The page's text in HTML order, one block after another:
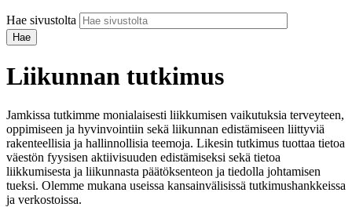
Hae sivustolta
Liikunnan tutkimus
Jamkissa tutkimme monialaisesti liikkumisen vaikutuksia terveyteen,
oppimiseen ja hyvinvointiin sekä liikunnan edistämiseen liittyviä
rakenteellisia ja hallinnollisia teemoja. Likesin tutkimus tuottaa tietoa
väestön fyysisen aktiivisuuden edistämiseksi sekä tietoa
liikkumisesta ja liikunnasta päätöksenteon ja tiedolla johtamisen
tueksi. Olemme mukana useissa kansainvälisissä tutkimushankkeissa
ja verkostoissa.